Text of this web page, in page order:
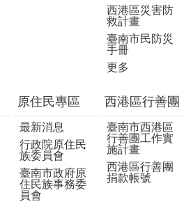
西港區災害防
救計畫
臺南市民防災
手冊
更多
原住民專區
最新消息
行政院原住民
族委員會
臺南市政府原
住民族事務委
員會
西港區行善團
臺南市西港區
行善團工作實
施計畫
西港區行善團
捐款帳號